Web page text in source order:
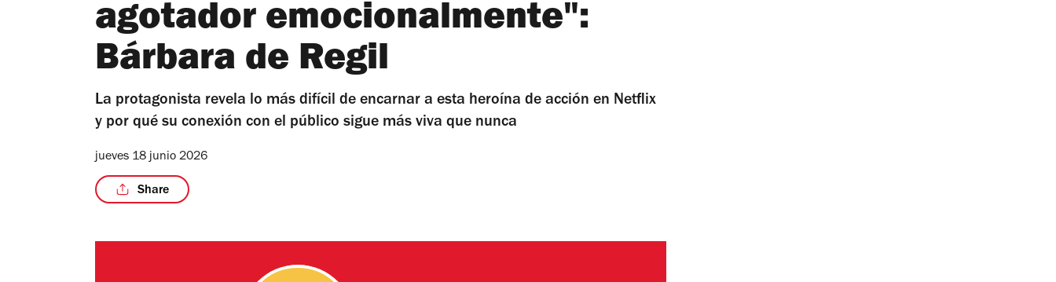
agotador emocionalmente":
Bárbara de Regil
La protagonista revela lo más difícil de encarnar a esta heroína de acción en Netflix
y por qué su conexión con el público sigue más viva que nunca
jueves 18 junio 2026
Share